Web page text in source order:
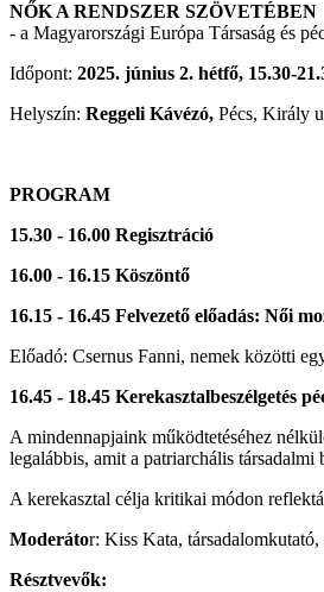
NŐK A RENDSZER SZÖVETÉBEN
- a Magyarországi Európa Társaság és
Időpont: 2025. június 2. hétfő, 15.30-
Helyszín: Reggeli Kávézó, Pécs, Király
PROGRAM
15.30 - 16.00 Regisztráció
16.00 - 16.15 Köszöntő
16.15 - 16.45 Felvezető előadás: Női
Előadó: Csernus Fanni, nemek közötti
16.45 - 18.45 Kerekasztalbeszélgetés
A mindennapjaink működtetéséhez
legalábbis, amit a patriarchális társadalmi
A kerekasztal célja kritikai módon
Moderátor: Kiss Kata,
Résztvevők: